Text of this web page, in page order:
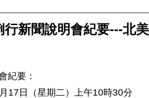
行新聞說明會紀要---北
紀要：
17日（星期二）上午10時30分